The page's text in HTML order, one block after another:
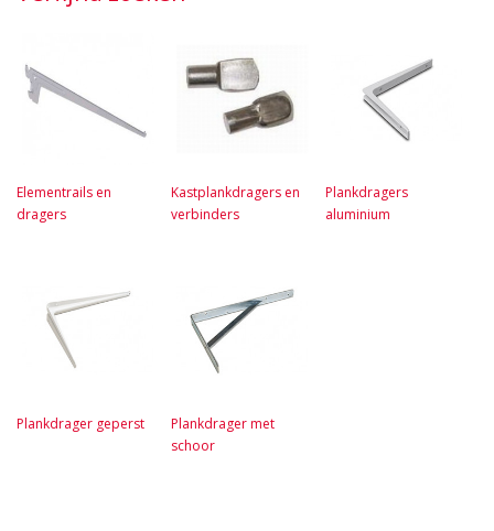
Elementrails en
dragers
Kastplankdragers en
verbinders
Plankdragers
aluminium
Plankdrager geperst
Plankdrager met
schoor